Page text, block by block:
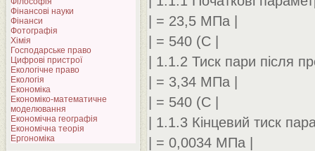
Фінансові науки
Фінанси
Фотографія
Хімія
Господарське право
Цифрові пристрої
Екологічне право
Екологія
Економіка
Економіко-математичне
моделювання
Економічна географія
Економічна теорія
Ергономіка
| = 23,5 МПа |
| = 540 (С |
| 1.1.2 Тиск пари після
| = 3,34 МПа |
| = 540 (С |
| 1.1.3 Кінцевий тиск
| = 0,0034 МПа |